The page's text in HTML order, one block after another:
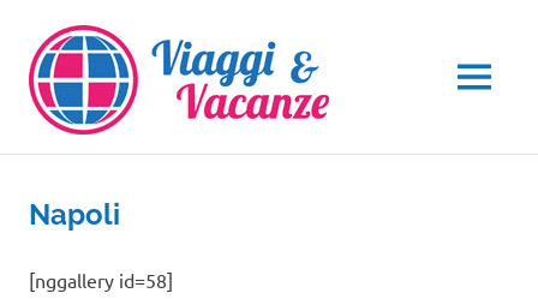
contenuto
MENU
Napoli
[nggallery id=58]